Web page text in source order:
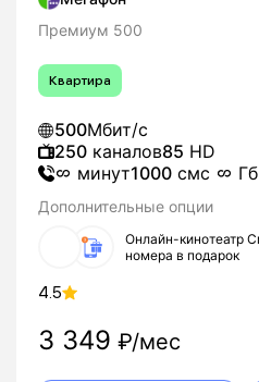
Премиум 500
Квартира
500Мбит/с
250 каналов85 HD
минут1000 смс Гб
Дополнительные опции
Онлайн-кинотеатр
номера в подарок
4.5
3 349 ₽/мес